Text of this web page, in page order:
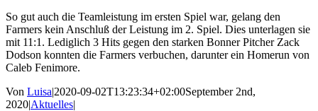
So gut auch die Teamleistung im ersten Spiel war, gelang den
Farmers kein Anschluß der Leistung im 2. Spiel. Dies unterlagen sie
mit 11:1. Lediglich 3 Hits gegen den starken Bonner Pitcher Zack
Dodson konnten die Farmers verbuchen, darunter ein Homerun von
Caleb Fenimore.
Von Luisa|2020-09-02T13:23:34+02:00September 2nd,
2020|Aktuelles|